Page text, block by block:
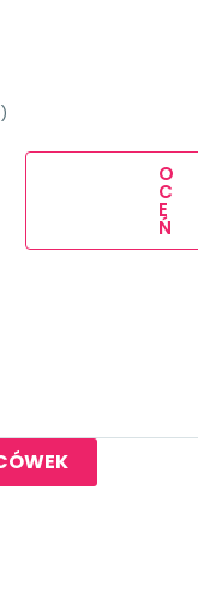
O
C
E
Ń